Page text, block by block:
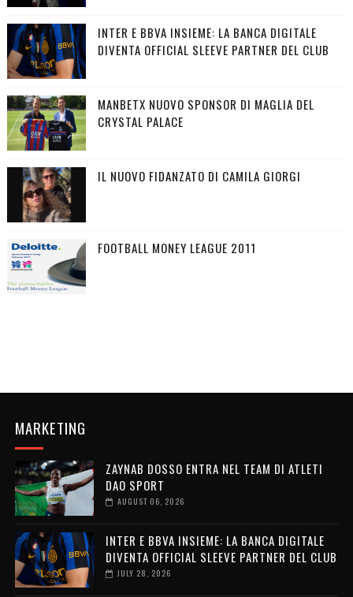
INTER E BBVA INSIEME: LA BANCA DIGITALE
DIVENTA OFFICIAL SLEEVE PARTNER DEL CLUB
MANBETX NUOVO SPONSOR DI MAGLIA DEL
CRYSTAL PALACE
IL NUOVO FIDANZATO DI CAMILA GIORGI
FOOTBALL MONEY LEAGUE 2011
MARKETING
ZAYNAB DOSSO ENTRA NEL TEAM DI ATLETI
DAO SPORT
AUGUST 06, 2026
INTER E BBVA INSIEME: LA BANCA DIGITALE
DIVENTA OFFICIAL SLEEVE PARTNER DEL CLUB
JULY 28, 2026